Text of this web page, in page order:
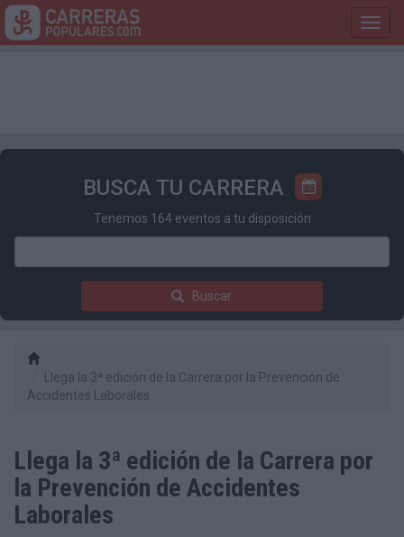
BUSCA TU CARRERA
Tenemos 164 eventos a tu disposición
Buscar
Llega la 3ª edición de la Carrera por la Prevención de
Accidentes Laborales
Llega la 3ª edición de la Carrera por
la Prevención de Accidentes
Laborales